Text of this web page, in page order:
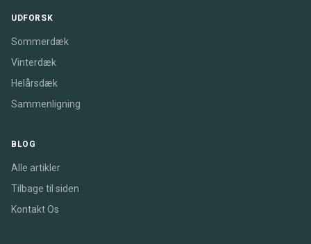
UDFORSK
Sommerdæk
Vinterdæk
Helårsdæk
Sammenligning
BLOG
Alle artikler
Tilbage til siden
Kontakt Os